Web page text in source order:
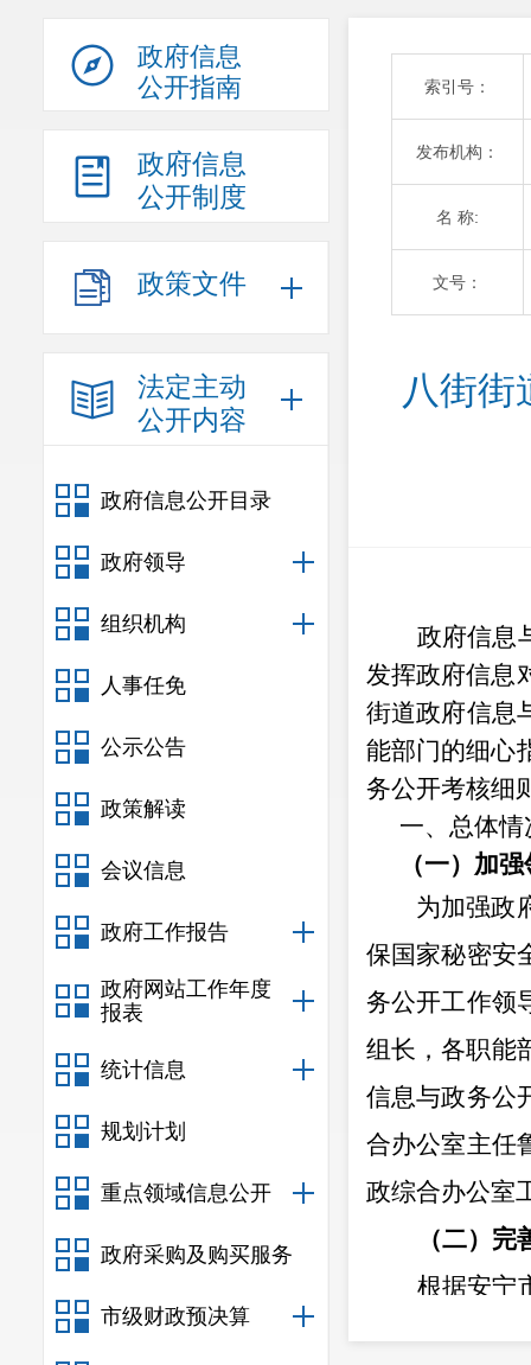
政府信息
公开指南
政府信息
公开制度
政策文件
法定主动
公开内容
政府信息公开目录
政府领导
组织机构
人事任免
公示公告
政策解读
会议信息
政府工作报告
政府网站工作年度
报表
统计信息
规划计划
重点领域信息公开
政府采购及购买服务
市级财政预决算
索引号：
发布机构：
名 称:
文号：
八街街
政府信息
发挥政府信息
街道政府信息
能部门的细心
务公开考核细
一、 总体情
（一） 加强
为加强政
保国家秘密安
务公开工作领
组长，各职能
信息与政务公
合办公室主任
政综合办公室
（二） 完
根据安宁
织人员积极参